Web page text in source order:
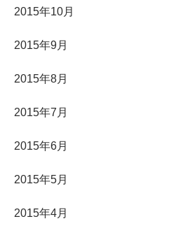
2015年10月
2015年9月
2015年8月
2015年7月
2015年6月
2015年5月
2015年4月